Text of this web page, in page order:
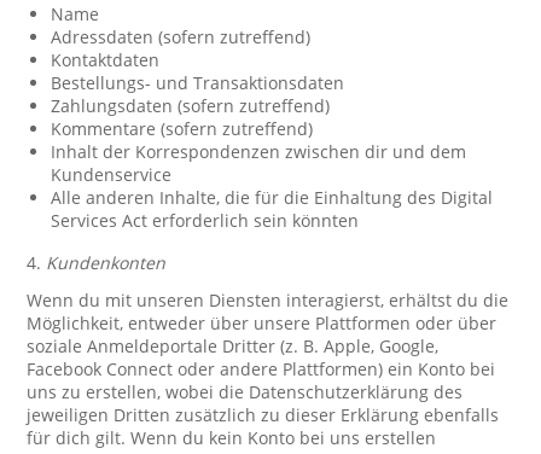
Name
Adressdaten (sofern zutreffend)
Kontaktdaten
Bestellungs- und Transaktionsdaten
Zahlungsdaten (sofern zutreffend)
Kommentare (sofern zutreffend)
Inhalt der Korrespondenzen zwischen dir und dem
Kundenservice
Alle anderen Inhalte, die für die Einhaltung des Digital
Services Act erforderlich sein könnten
4. Kundenkonten
Wenn du mit unseren Diensten interagierst, erhältst du die
Möglichkeit, entweder über unsere Plattformen oder über
soziale Anmeldeportale Dritter (z. B. Apple, Google,
Facebook Connect oder andere Plattformen) ein Konto bei
uns zu erstellen, wobei die Datenschutzerklärung des
jeweiligen Dritten zusätzlich zu dieser Erklärung ebenfalls
für dich gilt. Wenn du kein Konto bei uns erstellen